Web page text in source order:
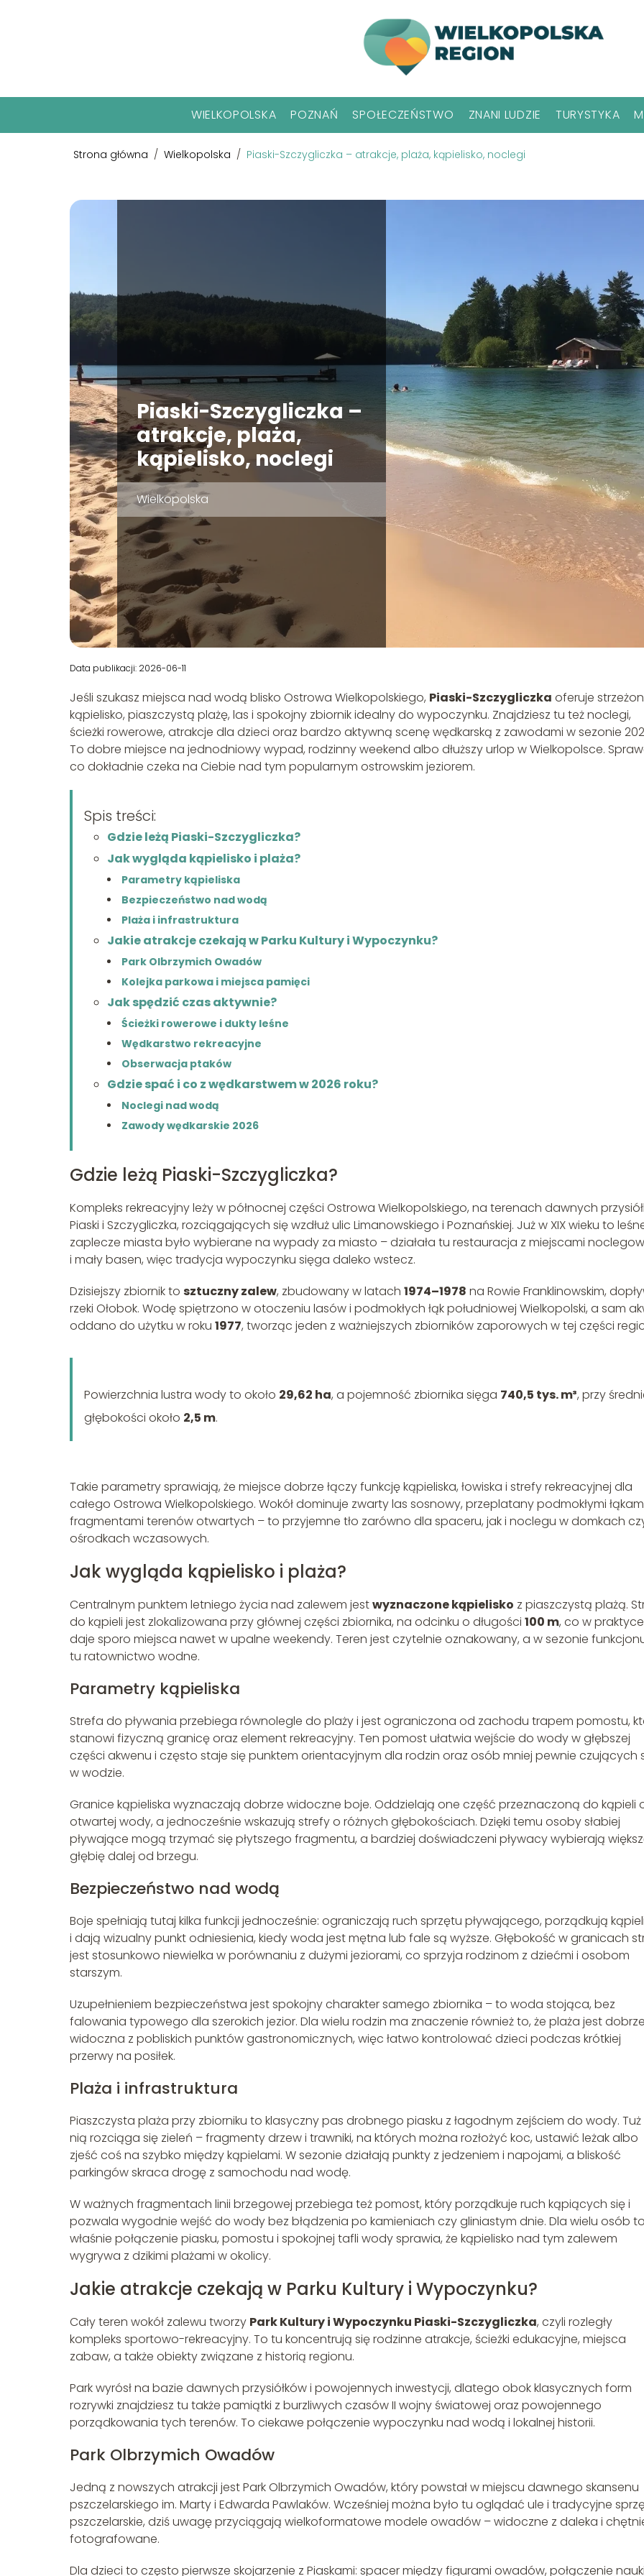
WIELKOPOLSKA POZNAŃ SPOŁECZEŃSTWO ZNANI LUDZIE TURYSTYKA
Strona główna / Wielkopolska / Piaski-Szczygliczka – atrakcje, plaża, kąpielisko, noclegi
Piaski-Szczygliczka –
atrakcje, plaża,
kąpielisko, noclegi
Wielkopolska
Data publikacji: 2026-06-11
Jeśli szukasz miejsca nad wodą blisko Ostrowa Wielkopolskiego, Piaski-Szczygliczka oferuje
kąpielisko, piaszczystą plażę, las i spokojny zbiornik idealny do wypoczynku. Znajdziesz tu też noclegi,
ścieżki rowerowe, atrakcje dla dzieci oraz bardzo aktywną scenę wędkarską z zawodami w sezonie
To dobre miejsce na jednodniowy wypad, rodzinny weekend albo dłuższy urlop w Wielkopolsce.
co dokładnie czeka na Ciebie nad tym popularnym ostrowskim jeziorem.
Spis treści:
Gdzie leżą Piaski-Szczygliczka?
Jak wygląda kąpielisko i plaża?
Parametry kąpieliska
Bezpieczeństwo nad wodą
Plaża i infrastruktura
Jakie atrakcje czekają w Parku Kultury i Wypoczynku?
Park Olbrzymich Owadów
Kolejka parkowa i miejsca pamięci
Jak spędzić czas aktywnie?
Ścieżki rowerowe i dukty leśne
Wędkarstwo rekreacyjne
Obserwacja ptaków
Gdzie spać i co z wędkarstwem w 2026 roku?
Noclegi nad wodą
Zawody wędkarskie 2026
Gdzie leżą Piaski-Szczygliczka?
Kompleks rekreacyjny leży w północnej części Ostrowa Wielkopolskiego, na terenach dawnych
Piaski i Szczygliczka, rozciągających się wzdłuż ulic Limanowskiego i Poznańskiej. Już w XIX wieku to
zaplecze miasta było wybierane na wypady za miasto – działała tu restauracja z miejscami
i mały basen, więc tradycja wypoczynku sięga daleko wstecz.
Dzisiejszy zbiornik to sztuczny zalew, zbudowany w latach 1974–1978 na Rowie Franklinowskim,
rzeki Ołobok. Wodę spiętrzono w otoczeniu lasów i podmokłych łąk południowej Wielkopolski, a sam
oddano do użytku w roku 1977, tworząc jeden z ważniejszych zbiorników zaporowych w tej części
Powierzchnia lustra wody to około 29,62 ha, a pojemność zbiornika sięga 740,5 tys. m³, przy
głębokości około 2,5 m.
Takie parametry sprawiają, że miejsce dobrze łączy funkcję kąpieliska, łowiska i strefy rekreacyjnej dla
całego Ostrowa Wielkopolskiego. Wokół dominuje zwarty las sosnowy, przeplatany podmokłymi
fragmentami terenów otwartych – to przyjemne tło zarówno dla spaceru, jak i noclegu w domkach
ośrodkach wczasowych.
Jak wygląda kąpielisko i plaża?
Centralnym punktem letniego życia nad zalewem jestwyznaczone kąpielisko z piaszczystą plażą.
do kąpieli jest zlokalizowana przy głównej części zbiornika, na odcinku o długości 100 m, co w praktyce
daje sporo miejsca nawet w upalne weekendy. Teren jest czytelnie oznakowany, a w sezonie
tu ratownictwo wodne.
Parametry kąpieliska
Strefa do pływania przebiega równolegle do plaży i jest ograniczona od zachodu trapem pomostu,
stanowi fizyczną granicę oraz element rekreacyjny. Ten pomost ułatwia wejście do wody w głębszej
części akwenu i często staje się punktem orientacyjnym dla rodzin oraz osób mniej pewnie czujących
w wodzie.
Granice kąpieliska wyznaczają dobrze widoczne boje. Oddzielają one część przeznaczoną do kąpieli
otwartej wody, a jednocześnie wskazują strefy o różnych głębokościach. Dzięki temu osoby słabiej
pływające mogą trzymać się płytszego fragmentu, a bardziej doświadczeni pływacy wybierają
głębię dalej od brzegu.
Bezpieczeństwo nad wodą
Boje spełniają tutaj kilka funkcji jednocześnie: ograniczają ruch sprzętu pływającego, porządkują
i dają wizualny punkt odniesienia, kiedy woda jest mętna lub fale są wyższe. Głębokość w granicach
jest stosunkowo niewielka w porównaniu z dużymi jeziorami, co sprzyja rodzinom z dziećmi i osobom
starszym.
Uzupełnieniem bezpieczeństwa jest spokojny charakter samego zbiornika – to woda stojąca, bez
falowania typowego dla szerokich jezior. Dla wielu rodzin ma znaczenie również to, że plaża jest dobrze
widoczna z pobliskich punktów gastronomicznych, więc łatwo kontrolować dzieci podczas krótkiej
przerwy na posiłek.
Plaża i infrastruktura
Piaszczysta plaża przy zbiorniku to klasyczny pas drobnego piasku z łagodnym zejściem do wody. Tuż
nią rozciąga się zieleń – fragmenty drzew i trawniki, na których można rozłożyć koc, ustawić leżak albo
zjeść coś na szybko między kąpielami. W sezonie działają punkty z jedzeniem i napojami, a bliskość
parkingów skraca drogę z samochodu nad wodę.
W ważnych fragmentach linii brzegowej przebiega też pomost, który porządkuje ruch kąpiących się i
pozwala wygodnie wejść do wody bez błądzenia po kamieniach czy gliniastym dnie. Dla wielu osób to
właśnie połączenie piasku, pomostu i spokojnej tafli wody sprawia, że kąpielisko nad tym zalewem
wygrywa z dzikimi plażami w okolicy.
Jakie atrakcje czekają w Parku Kultury i Wypoczynku?
Cały teren wokół zalewu tworzy Park Kultury i Wypoczynku Piaski-Szczygliczka, czyli rozległy
kompleks sportowo-rekreacyjny. To tu koncentrują się rodzinne atrakcje, ścieżki edukacyjne, miejsca
zabaw, a także obiekty związane z historią regionu.
Park wyrósł na bazie dawnych przysiółków i powojennych inwestycji, dlatego obok klasycznych form
rozrywki znajdziesz tu także pamiątki z burzliwych czasów II wojny światowej oraz powojennego
porządkowania tych terenów. To ciekawe połączenie wypoczynku nad wodą i lokalnej historii.
Park Olbrzymich Owadów
Jedną z nowszych atrakcji jest Park Olbrzymich Owadów, który powstał w miejscu dawnego skansenu
pszczelarskiego im. Marty i Edwarda Pawlaków. Wcześniej można było tu oglądać ule i tradycyjne
pszczelarskie, dziś uwagę przyciągają wielkoformatowe modele owadów – widoczne z daleka i
fotografowane.
Dla dzieci to często pierwsze skojarzenie z Piaskami: spacer między figurami owadów, połączenie